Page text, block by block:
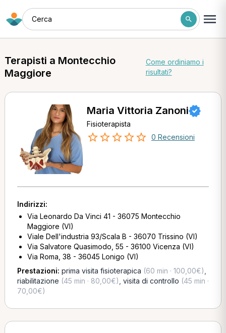
Cerca
Terapisti a Montecchio
Maggiore
Come ordiniamo i
risultati?
Maria Vittoria Zanoni
Fisioterapista
0 Recensioni
Indirizzi:
Via Leonardo Da Vinci 41 - 36075 Montecchio
Maggiore (VI)
Viale Dell'industria 93/Scala B - 36070 Trissino (VI)
Via Salvatore Quasimodo, 55 - 36100 Vicenza (VI)
Via Roma, 38 - 36045 Lonigo (VI)
Prestazioni: prima visita fisioterapica (60 min · 100,00€)
riabilitazione (45 min · 80,00€) visita di controllo (45 min ·
70,00€)